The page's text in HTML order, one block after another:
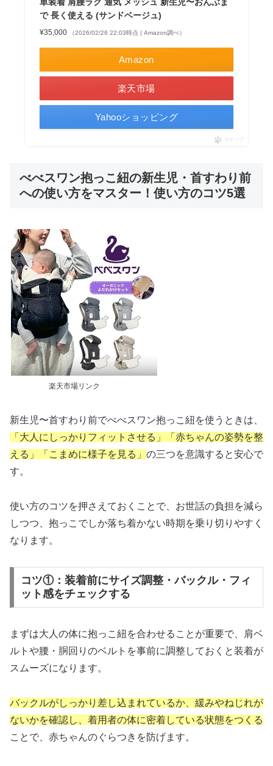
で 長く使える (サンドベージュ)
¥35,000 （2026/02/26 22:03時点 | Amazon調べ）
Amazon
楽天市場
Yahooショッピング
ポチップ
べべスワン抱っこ紐の新生児・首すわり前
への使い方をマスター！使い方のコツ5選
楽天市場リンク
新生児〜首すわり前でべべスワン抱っこ紐を使うときは、
「大人にしっかりフィットさせる」「赤ちゃんの姿勢を整
える」「こまめに様子を見る」 の三つを意識すると安心で
す。
使い方のコツを押さえておくことで、お世話の負担を減ら
しつつ、抱っこでしか落ち着かない時期を乗り切りやすく
なります。
コツ①：装着前にサイズ調整・バックル・フィ
ット感をチェックする
まずは大人の体に抱っこ紐を合わせることが重要で、肩ベ
ルトや腰・胴回りのベルトを事前に調整しておくと装着が
スムーズになります。
バックルがしっかり差し込まれているか、緩みやねじれが
ないかを確認し、着用者の体に密着している状態をつくる
ことで、赤ちゃんのぐらつきを防げます。